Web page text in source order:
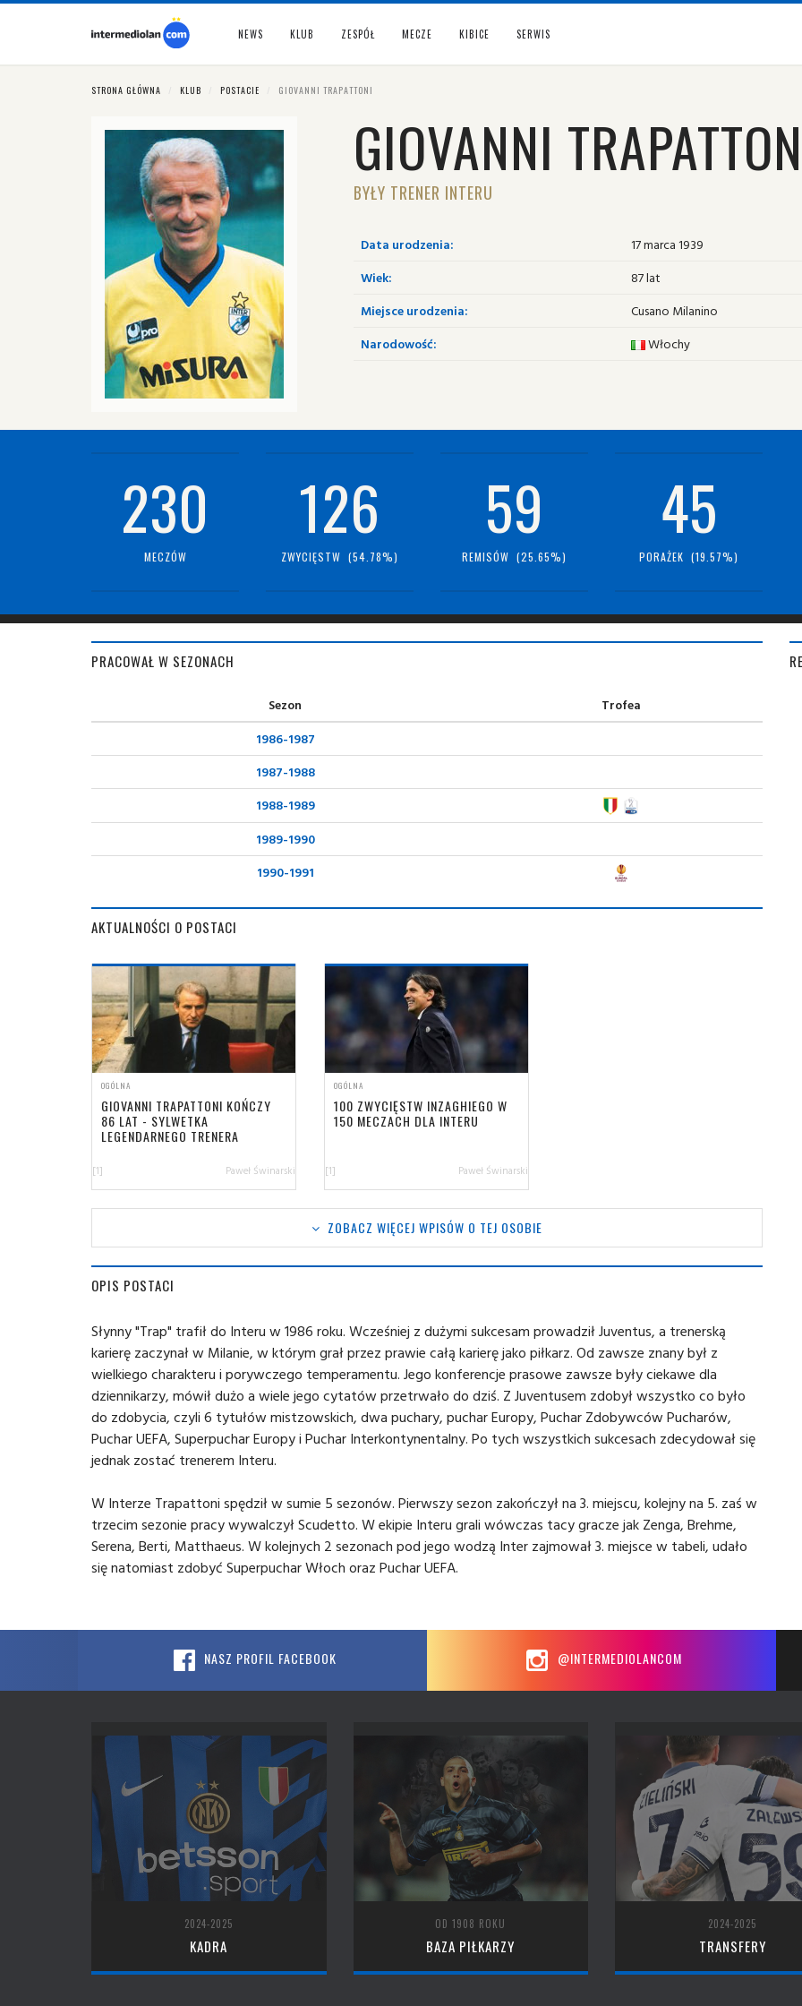
NEWS KLUB ZESPÓŁ MECZE KIBICE SERWIS
STRONA GŁÓWNA KLUB POSTACIE GIOVANNI TRAPATTONI
GIOVANNI
BYŁY TRENER INTERU
Data urodzenia:
17 marca 1939
Wiek:
87 lat
Miejsce urodzenia:
Cusano Milanino
Narodowość:
Włochy
230
MECZÓW
126
ZWYCIĘSTW (54.78%)
59
REMISÓW (25.65%)
45
PORAŻEK (19.57%)
PRACOWAŁ W SEZONACH
Sezon
Trofea
1986-1987
1987-1988
1988-1989
1989-1990
1990-1991
AKTUALNOŚCI O POSTACI
OGÓLNA
GIOVANNI TRAPATTONI KOŃCZY
86 LAT - SYLWETKA
LEGENDARNEGO TRENERA
[1] Paweł Świnarski
OGÓLNA
100 ZWYCIĘSTW INZAGHIEGO W
150 MECZACH DLA INTERU
[1] Paweł Świnarski
ZOBACZ WIĘCEJ WPISÓW O TEJ OSOBIE
OPIS POSTACI
Słynny "Trap" trafił do Interu w 1986 roku. Wcześniej z dużymi sukcesam prowadził Juventus, a trenerską
karierę zaczynał w Milanie, w którym grał przez prawie całą karierę jako piłkarz. Od zawsze znany był z
wielkiego charakteru i porywczego temperamentu. Jego konferencje prasowe zawsze były ciekawe dla
dziennikarzy, mówił dużo a wiele jego cytatów przetrwało do dziś. Z Juventusem zdobył wszystko co było
do zdobycia, czyli 6 tytułów mistzowskich, dwa puchary, puchar Europy, Puchar Zdobywców Pucharów,
Puchar UEFA, Superpuchar Europy i Puchar Interkontynentalny. Po tych wszystkich sukcesach zdecydował się
jednak zostać trenerem Interu.
W Interze Trapattoni spędził w sumie 5 sezonów. Pierwszy sezon zakończył na 3. miejscu, kolejny na 5. zaś w
trzecim sezonie pracy wywalczył Scudetto. W ekipie Interu grali wówczas tacy gracze jak Zenga, Brehme,
Serena, Berti, Matthaeus. W kolejnych 2 sezonach pod jego wodzą Inter zajmował 3. miejsce w tabeli, udało
się natomiast zdobyć Superpuchar Włoch oraz Puchar UEFA.
NASZ PROFIL FACEBOOK @INTERMEDIOLANCOM
2024-2025
KADRA
OD 1908 ROKU
BAZA PIŁKARZY
2024-2025
TRANSFERY